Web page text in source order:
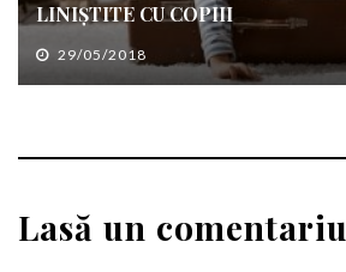
LINIȘTITE CU COPIII
29/05/2018
Lasă un comentariu